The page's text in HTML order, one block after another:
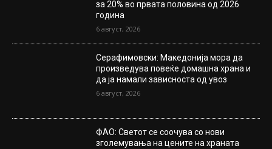
за 20% во првата половина од 2026
година
6 август, 2026
Серафимовски: Македонија мора да
произведува повеќе домашна храна и
да ја намали зависноста од увоз
6 август, 2026
ФАО: Светот се соочува со нови
зголемувања на цените на храната